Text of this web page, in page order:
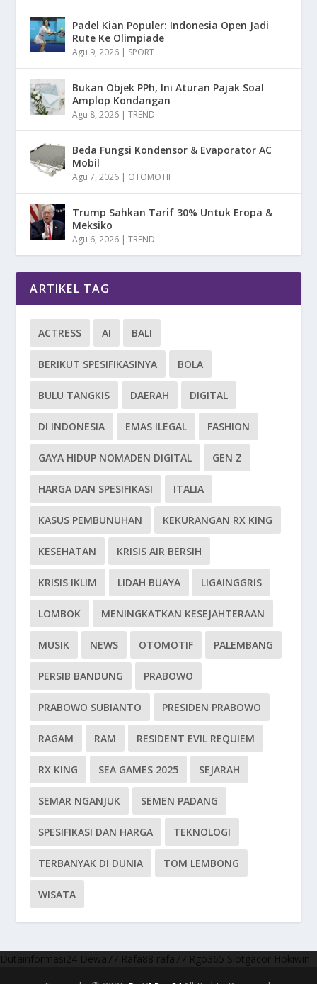
Padel Kian Populer: Indonesia Open Jadi
Rute Ke Olimpiade
Agu 9, 2026 | SPORT
Bukan Objek PPh, Ini Aturan Pajak Soal
Amplop Kondangan
Agu 8, 2026 |TREND
Beda Fungsi Kondensor & Evaporator AC
Mobil
Agu 7, 2026 | OTOMOTIF
Trump Sahkan Tarif 30% Untuk Eropa &
Meksiko
Agu 6, 2026 |TREND
ARTIKEL TAG
ACTRESS AI BALI
BERIKUT SPESIFIKASINYA BOLA
BULU TANGKIS DAERAH DIGITAL
DI INDONESIA EMAS ILEGAL FASHION
GAYA HIDUP NOMADEN DIGITAL GEN Z
HARGA DAN SPESIFIKASI ITALIA
KASUS PEMBUNUHAN KEKURANGAN RX KING
KESEHATAN KRISIS AIR BERSIH
KRISIS IKLIM LIDAH BUAYA LIGAINGGRIS
LOMBOK MENINGKATKAN KESEJAHTERAAN
MUSIK NEWS OTOMOTIF PALEMBANG
PERSIB BANDUNG PRABOWO
PRABOWO SUBIANTO PRESIDEN PRABOWO
RAGAM RAM RESIDENT EVIL REQUIEM
RX KING SEA GAMES 2025 SEJARAH
SEMAR NGANJUK SEMEN PADANG
SPESIFIKASI DAN HARGA TEKNOLOGI
TERBANYAK DI DUNIA TOM LEMBONG
WISATA
Dutainformasi24 Dewa77 Rafa88 rafa77 Rgo365 Slotgacor Hokiwin